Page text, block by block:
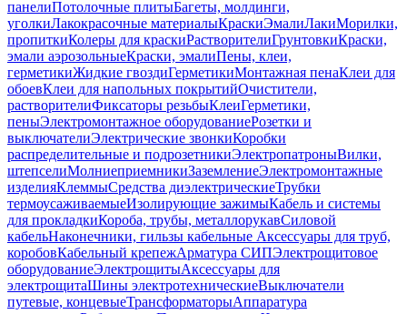
панелиПотолочные плитыБагеты, молдинги,
уголкиЛакокрасочные материалыКраскиЭмалиЛакиМорилки,
пропиткиКолеры для краскиРастворителиГрунтовкиКраски,
эмали аэрозольныеКраски, эмалиПены, клеи,
герметикиЖидкие гвоздиГерметикиМонтажная пенаКлеи для
обоевКлеи для напольных покрытийОчистители,
растворителиФиксаторы резьбыКлеиГерметики,
пеныЭлектромонтажное оборудованиеРозетки и
выключателиЭлектрические звонкиКоробки
распределительные и подрозетникиЭлектропатроныВилки,
штепселиМолниеприемникиЗаземлениеЭлектромонтажные
изделияКлеммыСредства диэлектрическиеТрубки
термоусаживаемыеИзолирующие зажимыКабель и системы
для прокладкиКороба, трубы, металлорукавСиловой
кабельНаконечники, гильзы кабельные Аксессуары для труб,
коробовКабельный крепежАрматура СИПЭлектрощитовое
оборудованиеЭлектрощитыАксессуары для
электрощитаШины электротехническиеВыключатели
путевые, концевыеТрансформаторыАппаратура